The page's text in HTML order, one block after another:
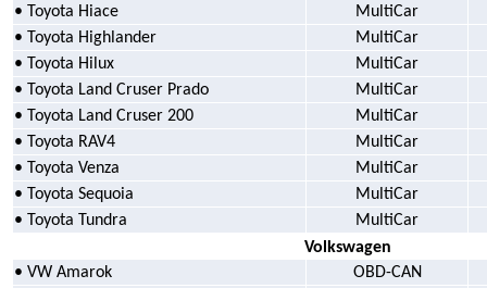
• Toyota Hiace
MultiCar
• Toyota Highlander
MultiCar
• Toyota Hilux
MultiCar
• Toyota Land Cruser Prado
MultiCar
• Toyota Land Cruser 200
MultiCar
• Toyota RAV4
MultiCar
• Toyota Venza
MultiCar
• Toyota Sequoia
MultiCar
• Toyota Tundra
MultiCar
Volkswagen
• VW Amarok
OBD-CAN